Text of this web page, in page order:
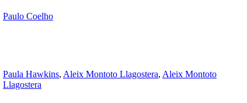
Paulo Coelho
Paula Hawkins, Aleix Montoto Llagostera, Aleix Montoto
Llagostera